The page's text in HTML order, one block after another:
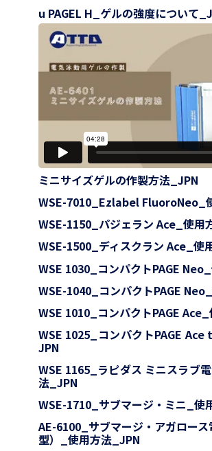
u PAGEL H_ゲルの強度について
ミニサイズゲルの作製方法_JPN
WSE-7010_Ezlabel FluoroNeo_
WSE-1150_パジェラン Ace_使用
WSE-1500_ディスクラン Ace_使
WSE 1030_コンパクトPAGE
WSE-1040_コンパクトPAGE
WSE 1010_コンパクトPAGE
WSE 1025_コンパクトPAGE Ace
JPN
WSE 1165_ラピダス ミニスラブ
法_JPN
WSE-1710_サブマージ・ミニ_使
AE-6100_サブマージ・アガロー
型）_使用方法_JPN